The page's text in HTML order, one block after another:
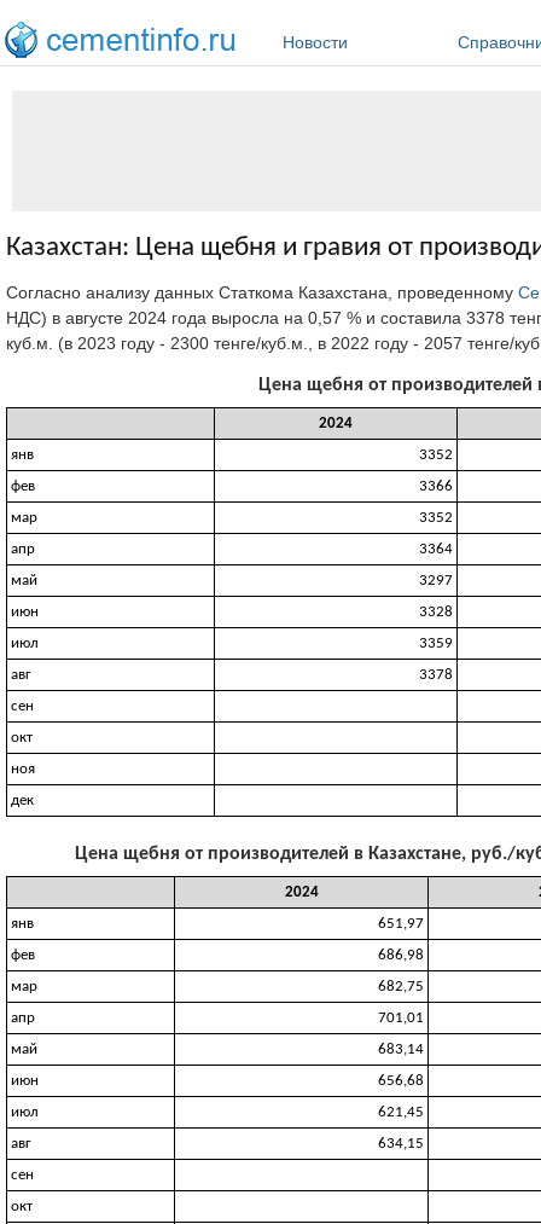
Новости
Казахстан: Цена щебня и гравия от
Согласно анализу данных Статкома Казахстана, проведенному
НДС) в августе 2024 года выросла на 0,57 % и составила 3378
куб.м. (в 2023 году - 2300 тенге/куб.м., в 2022 году - 2057 тенге/
Цена щебня от производителей
2024
янв
3352
фев
3366
мар
3352
апр
3364
май
3297
июн
3328
июл
3359
авг
3378
сен
окт
ноя
дек
Цена щебня от производителей в Казахстане, руб./
2024
янв
651,97
фев
686,98
мар
682,75
апр
701,01
май
683,14
июн
656,68
июл
621,45
авг
634,15
сен
окт